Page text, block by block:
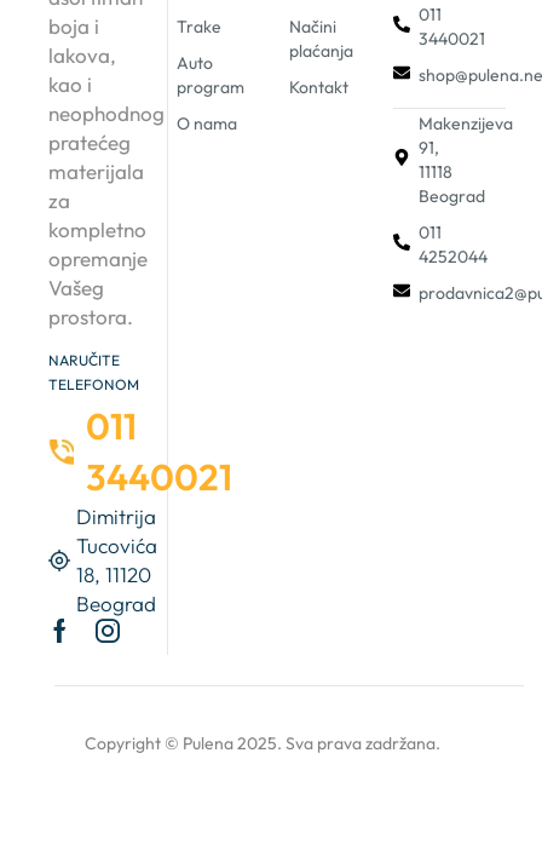
boja i
lakova,
kao i
neophodnog
pratećeg
materijala
za
kompletno
opremanje
Vašeg
prostora.
NARUČITE
TELEFONOM
011
3440021
Dimitrija
Tucovića
18, 11120
Beograd
Trake
Auto
program
O nama
Načini
plaćanja
Kontakt
011
3440021
Makenzijeva
91,
11118
Beograd
011
4252044
Copyright © Pulena 2025. Sva prava zadržana.